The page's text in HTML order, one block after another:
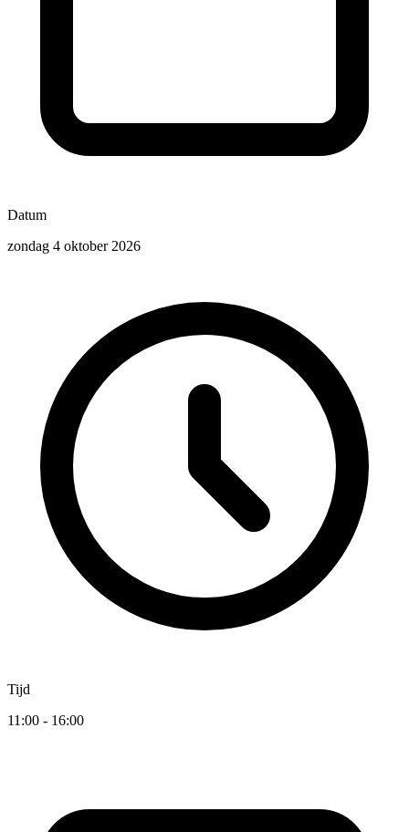
Datum
zondag 4 oktober 2026
Tijd
11:00 - 16:00